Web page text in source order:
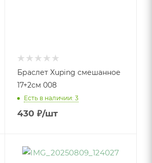
Браслет Xuping смешанное
17+2см 008
Есть в наличии: 3
430 ₽/шт